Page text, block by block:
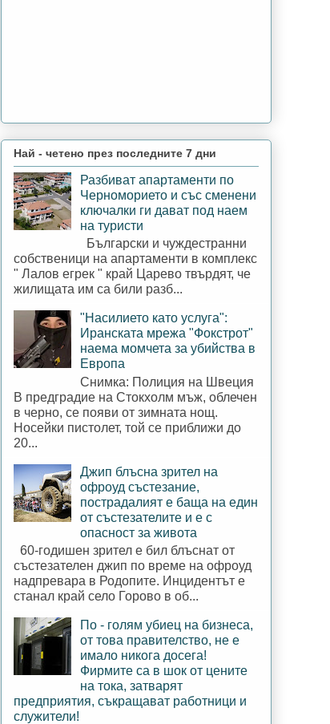
Най - четено през последните 7 дни
Разбиват апартаменти по
Черноморието и със сменени
ключалки ги дават под наем
на туристи
Български и чуждестранни
собственици на апартаменти в комплекс
" Лалов егрек " край Царево твърдят, че
жилищата им са били разб...
"Насилието като услуга":
Иранската мрежа "Фокстрот"
наема момчета за убийства в
Европа
Снимка: Полиция на Швеция
В предградие на Стокхолм мъж, облечен
в черно, се появи от зимната нощ.
Носейки пистолет, той се приближи до
20...
Джип блъсна зрител на
офроуд състезание,
пострадалият е баща на един
от състезателите и е с
опасност за живота
60-годишен зрител е бил блъснат от
състезателен джип по време на офроуд
надпревара в Родопите. Инцидентът е
станал край село Горово в об...
По - голям убиец на бизнеса,
от това правителство, не е
имало никога досега!
Фирмите са в шок от цените
на тока, затварят
предприятия, съкращават работници и
служители!